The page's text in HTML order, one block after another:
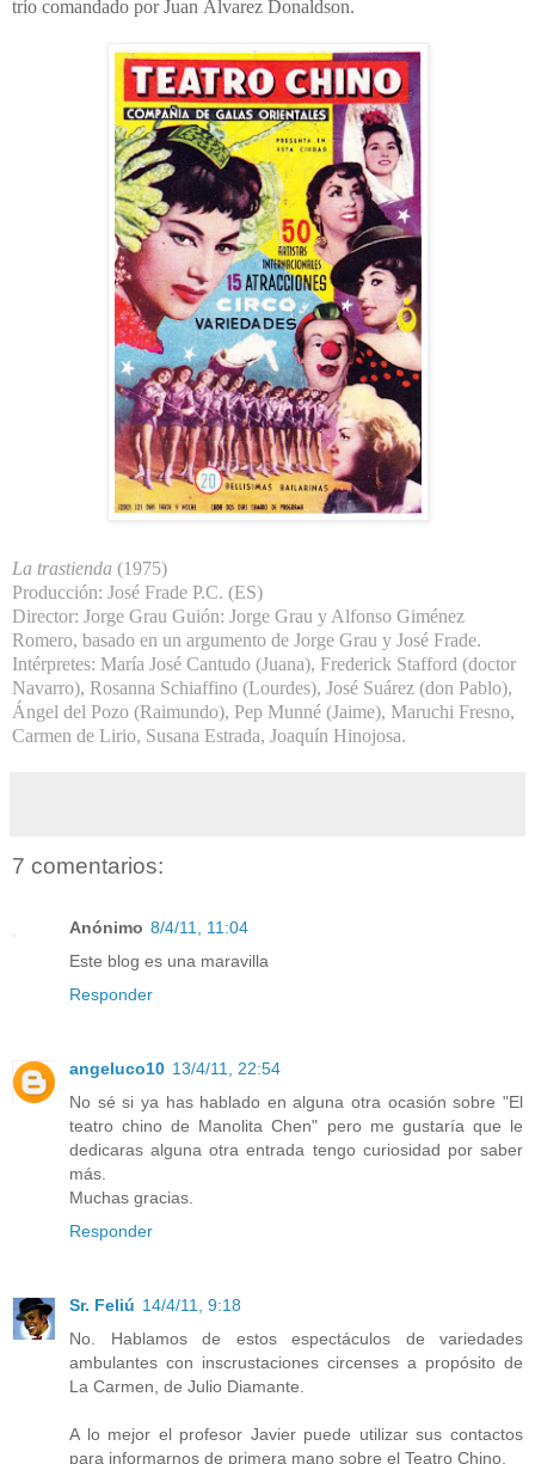
trío comandado por Juan Álvarez Donaldson.
La trastienda (1975)
Producción: José Frade P.C. (ES)
Director: Jorge Grau Guión: Jorge Grau y Alfonso Giménez
Romero, basado en un argumento de Jorge Grau y José Frade.
Intérpretes: María José Cantudo (Juana), Frederick Stafford (doctor
Navarro), Rosanna Schiaffino (Lourdes), José Suárez (don Pablo),
Ángel del Pozo (Raimundo), Pep Munné (Jaime), Maruchi Fresno,
Carmen de Lirio, Susana Estrada, Joaquín Hinojosa.
7 comentarios:
Anónimo 8/4/11, 11:04
Este blog es una maravilla
Responder
angeluco10 13/4/11, 22:54
No sé si ya has hablado en alguna otra ocasión sobre "El
teatro chino de Manolita Chen" pero me gustaría que le
dedicaras alguna otra entrada tengo curiosidad por saber
más.
Muchas gracias.
Responder
Sr. Feliú 14/4/11, 9:18
No. Hablamos de estos espectáculos de variedades
ambulantes con inscrustaciones circenses a propósito de
La Carmen, de Julio Diamante.
A lo mejor el profesor Javier puede utilizar sus contactos
para informarnos de primera mano sobre el Teatro Chino.